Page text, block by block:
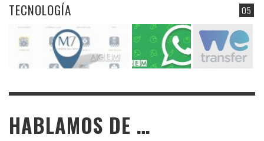
05
TECNOLOGÍA
HABLAMOS DE …